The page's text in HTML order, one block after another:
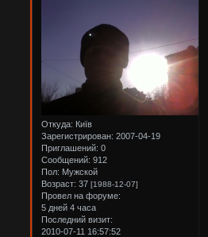
Откуда: Київ
Зарегистрирован: 2007-04-19
Приглашений: 0
Сообщений: 912
Пол: Мужской
Возраст: 37[1988-12-07]
Провел на форуме:
5 дней 4 часа
Последний визит:
2010-07-11 16:57:52